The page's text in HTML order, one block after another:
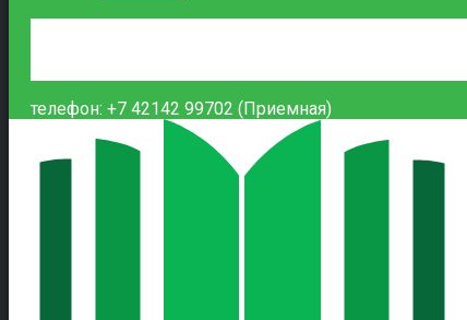
телефон: +7 42142 99702 (Приемная)